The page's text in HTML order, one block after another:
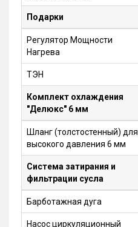
Подарки
Регулятор Мощности
Нагрева
ТЭН
Комплект охлаждения
"Делюкс" 6 мм
Шланг (толстостенный) для
высокого давления 6 мм
Система затирания и
фильтрации сусла
Барботажная дуга
Насос циркуляционный